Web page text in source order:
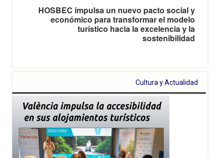
HOSBEC impulsa un nuevo pacto social y
económico para transformar el modelo
turístico hacia la excelencia y la
sostenibilidad
Cultura y Actualidad